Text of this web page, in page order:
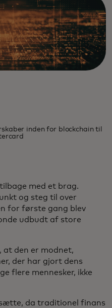
inden for blockchain til
med et brag.
og steg til over
for første gang blev
udbudt af store
at den er modnet,
der har gjort dens
flere mennesker, ikke
da traditionel finans